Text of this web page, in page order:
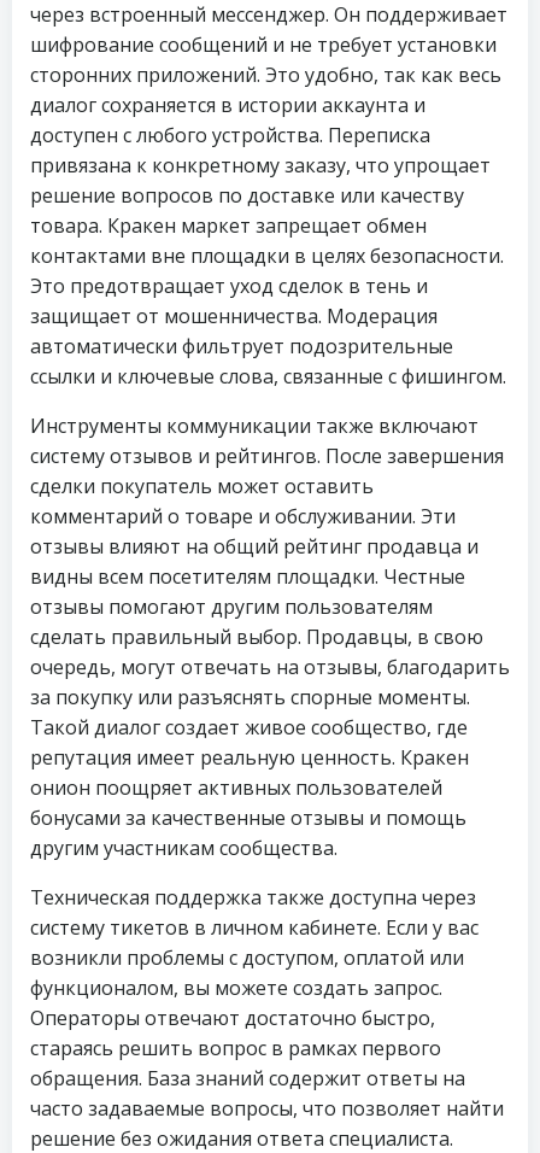
через встроенный мессенджер. Он поддерживает
шифрование сообщений и не требует установки
сторонних приложений. Это удобно, так как весь
диалог сохраняется в истории аккаунта и
доступен с любого устройства. Переписка
привязана к конкретному заказу, что упрощает
решение вопросов по доставке или качеству
товара. Кракен маркет запрещает обмен
контактами вне площадки в целях безопасности.
Это предотвращает уход сделок в тень и
защищает от мошенничества. Модерация
автоматически фильтрует подозрительные
ссылки и ключевые слова, связанные с фишингом.
Инструменты коммуникации также включают
систему отзывов и рейтингов. После завершения
сделки покупатель может оставить
комментарий о товаре и обслуживании. Эти
отзывы влияют на общий рейтинг продавца и
видны всем посетителям площадки. Честные
отзывы помогают другим пользователям
сделать правильный выбор. Продавцы, в свою
очередь, могут отвечать на отзывы, благодарить
за покупку или разъяснять спорные моменты.
Такой диалог создает живое сообщество, где
репутация имеет реальную ценность. Кракен
онион поощряет активных пользователей
бонусами за качественные отзывы и помощь
другим участникам сообщества.
Техническая поддержка также доступна через
систему тикетов в личном кабинете. Если у вас
возникли проблемы с доступом, оплатой или
функционалом, вы можете создать запрос.
Операторы отвечают достаточно быстро,
стараясь решить вопрос в рамках первого
обращения. База знаний содержит ответы на
часто задаваемые вопросы, что позволяет найти
решение без ожидания ответа специалиста.